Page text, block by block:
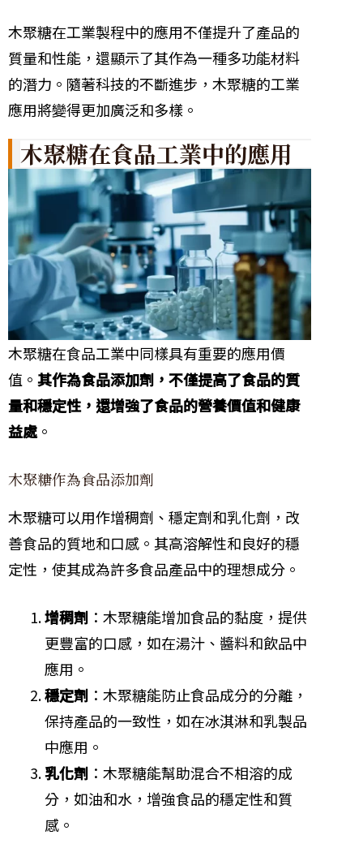
木聚糖在工業製程中的應用不僅提升了產品的
質量和性能，還顯示了其作為一種多功能材料
的潛力。隨著科技的不斷進步，木聚糖的工業
應用將變得更加廣泛和多樣。
木聚糖在食品工業中的應用
木聚糖在食品工業中同樣具有重要的應用價
值。 其作為食品添加劑，不僅提高了食品的質
量和穩定性，還增強了食品的營養價值和健康
益處。
木聚糖作為食品添加劑
木聚糖可以用作增稠劑、穩定劑和乳化劑，改
善食品的質地和口感。其高溶解性和良好的穩
定性，使其成為許多食品產品中的理想成分。
增稠劑 ：木聚糖能增加食品的黏度，提供
更豐富的口感，如在湯汁、醬料和飲品中
應用。
穩定劑 ：木聚糖能防止食品成分的分離，
保持產品的一致性，如在冰淇淋和乳製品
中應用。
乳化劑 ：木聚糖能幫助混合不相溶的成
分，如油和水，增強食品的穩定性和質
感。